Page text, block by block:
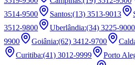
3514-9500
Santos:(13) 3513-9013
3512-9800
Uberlândia:(34) 3225-9000
9900
Goiânia:(62) 3412-9700
Curitiba:(41) 3012-9999 Porto